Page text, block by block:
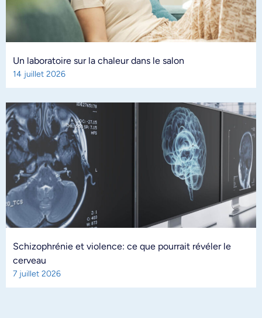
Un laboratoire sur la chaleur dans le salon
14 juillet 2026
Schizophrénie et violence: ce que pourrait révéler le
cerveau
7 juillet 2026